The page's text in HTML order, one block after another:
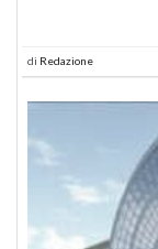
di Redazione